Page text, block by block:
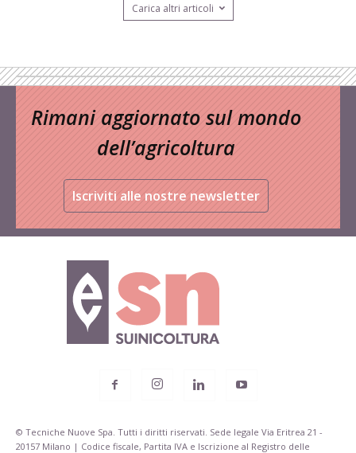
Carica altri articoli
Rimani aggiornato sul mondo
dell’agricoltura
Iscriviti alle nostre newsletter
© Tecniche Nuove Spa. Tutti i diritti riservati. Sede legale Via Eritrea 21 -
20157 Milano | Codice fiscale, Partita IVA e Iscrizione al Registro delle